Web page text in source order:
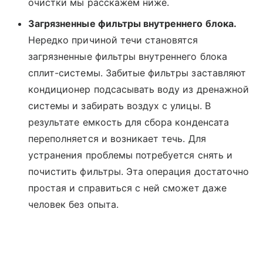
очистки мы расскажем ниже.
Загрязненные фильтры внутреннего блока.
Нередко причиной течи становятся
загрязненные фильтры внутреннего блока
сплит-системы. Забитые фильтры заставляют
кондиционер подсасывать воду из дренажной
системы и забирать воздух с улицы. В
результате емкость для сбора конденсата
переполняется и возникает течь. Для
устранения проблемы потребуется снять и
почистить фильтры. Эта операция достаточно
простая и справиться с ней сможет даже
человек без опыта.